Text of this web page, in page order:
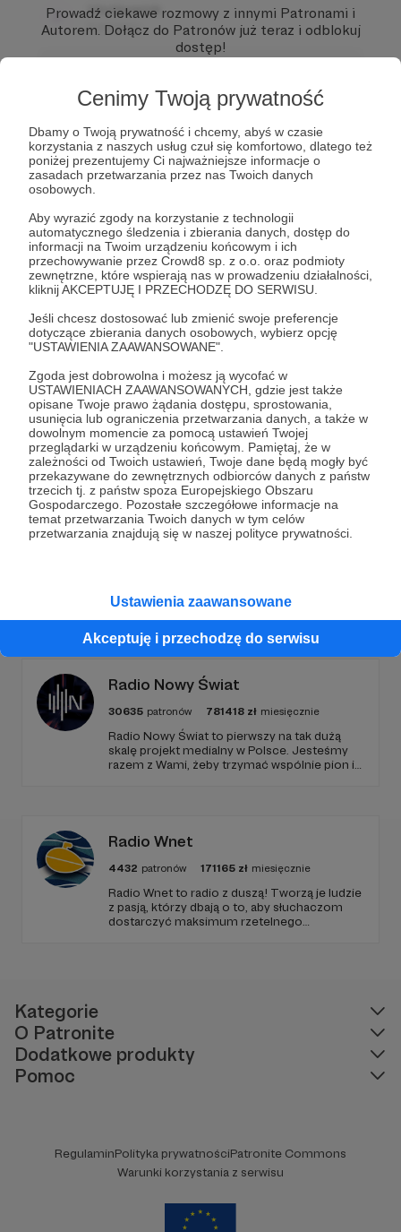
Cenimy Twoją prywatność
Dbamy o Twoją prywatność i chcemy, abyś w czasie
korzystania z naszych usług czuł się komfortowo, dlatego też
poniżej prezentujemy Ci najważniejsze informacje o
zasadach przetwarzania przez nas Twoich danych
osobowych.
Aby wyrazić zgody na korzystanie z technologii
automatycznego śledzenia i zbierania danych, dostęp do
informacji na Twoim urządzeniu końcowym i ich
przechowywanie przez Crowd8 sp. z o.o. oraz podmioty
zewnętrzne, które wspierają nas w prowadzeniu działalności,
kliknij AKCEPTUJĘ I PRZECHODZĘ DO SERWISU.
Jeśli chcesz dostosować lub zmienić swoje preferencje
dotyczące zbierania danych osobowych, wybierz opcję
"USTAWIENIA ZAAWANSOWANE".
Zgoda jest dobrowolna i możesz ją wycofać w
USTAWIENIACH ZAAWANSOWANYCH, gdzie jest także
opisane Twoje prawo żądania dostępu, sprostowania,
usunięcia lub ograniczenia przetwarzania danych, a także w
dowolnym momencie za pomocą ustawień Twojej
przeglądarki w urządzeniu końcowym. Pamiętaj, że w
zależności od Twoich ustawień, Twoje dane będą mogły być
przekazywane do zewnętrznych odbiorców danych z państw
trzecich tj. z państw spoza Europejskiego Obszaru
Gospodarczego. Pozostałe szczegółowe informacje na
temat przetwarzania Twoich danych w tym celów
przetwarzania znajdują się w naszej polityce prywatności.
Ustawienia zaawansowane
Akceptuję i przechodzę do serwisu
Użytkownik
3 dni temu
Odpowiedz
Użytkownik
3 dni temu
Komentarz użytkownika
Prowadź ciekawe rozmowy z innymi Patronami i
Autorem. Dołącz do Patronów już teraz i odblokuj
dostęp!
Zostań Patronem
Dołącz do grona Patronów!
Wesprzyj działalność AutoraKwateerjuż teraz!
Zostań Patronem
Promowani autorzy
Radio Nowy Świat
30635 patronów 781418 zł miesięcznie
Radio Nowy Świat to pierwszy na tak dużą
skalę projekt medialny w Polsce. Jesteśmy
razem z Wami, żeby trzymać wspólnie pion i
Radio Wnet
4432 patronów 171165 zł miesięcznie
Radio Wnet to radio z duszą! Tworzą je ludzie
z pasją, którzy dbają o to, aby słuchaczom
dostarczyć maksimum rzetelnego
Kategorie
O Patronite
Dodatkowe produkty
Pomoc
RegulaminPolityka prywatnościPatronite Commons
Warunki korzystania z serwisu